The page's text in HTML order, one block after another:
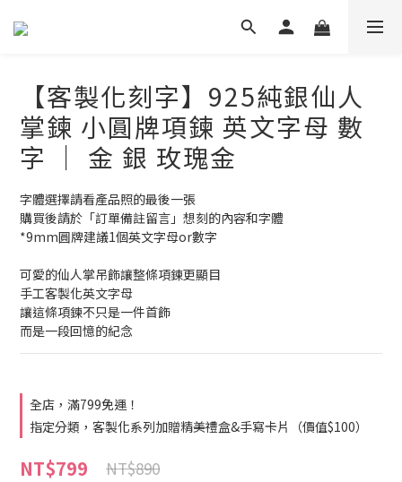
【客製化刻字】925純銀仙人
掌鍊 小圓牌項鍊 英文字母 數
字 ｜ 金 銀 玫瑰金
字體選擇請看產品照的最後一張
購買後請於「訂單備註留言」想刻的內容和字體
*9mm圓牌建議1個英文字母or數字
可愛的仙人掌吊飾讓整條項鍊更顯目
手工客製化英文字母
讓這條項鍊不只是一件首飾
而是一段回憶的紀念
全店，滿799免運！
指定分類，客製化系列加贈精美禮盒&手寫卡片（價值$100）
NT$799 NT$890